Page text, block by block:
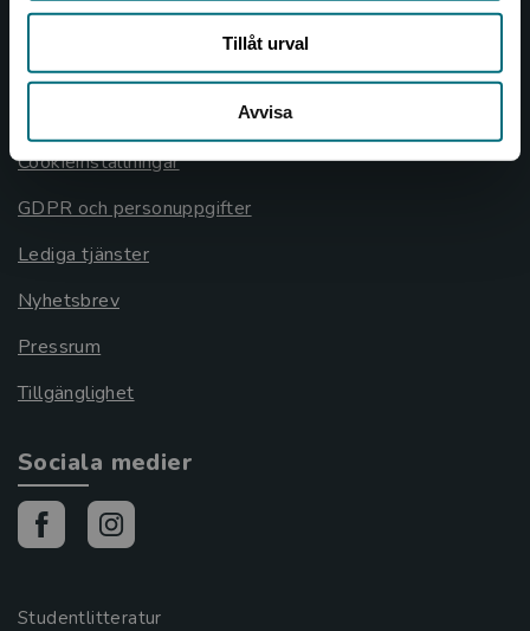
Tillåt urval
Avvisa
Allmänna länkar
Om oss
Cookieinställningar
GDPR och personuppgifter
Lediga tjänster
Nyhetsbrev
Pressrum
Tillgänglighet
Sociala medier
Studentlitteratur